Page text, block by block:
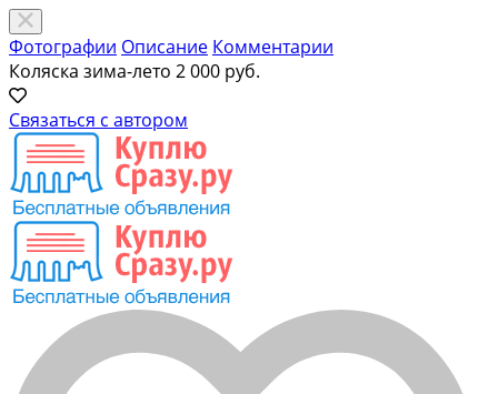
Фотографии Описание Комментарии
Коляска зима-лето 2 000 руб.
Связаться с автором